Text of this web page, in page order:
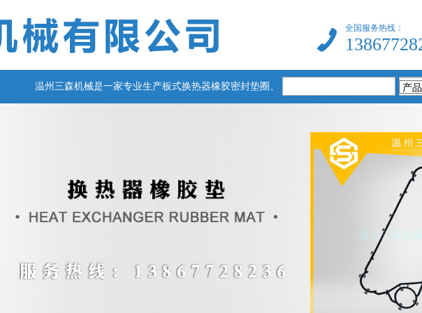
全国服务热线：
温州三森机械是一家专业生产板式换热器橡胶密封垫圈、板式换热器橡胶密封垫片等各种